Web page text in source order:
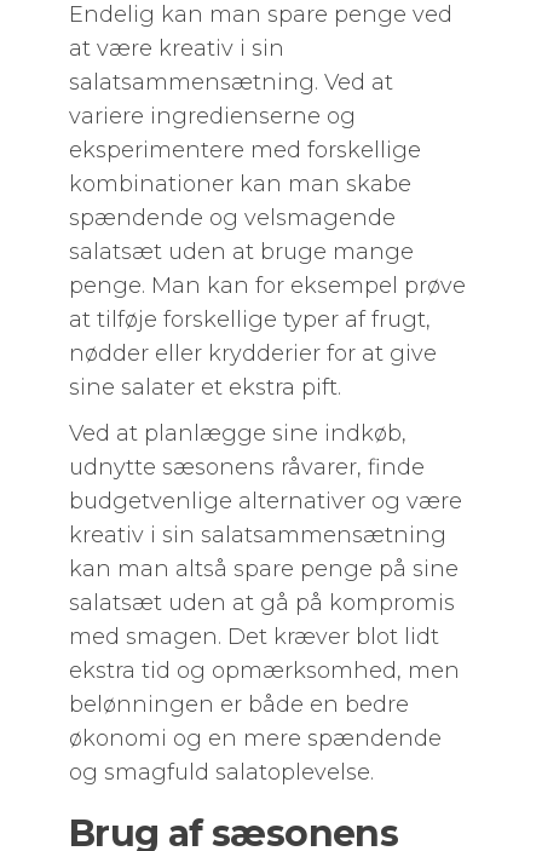
Endelig kan man spare penge ved
at være kreativ i sin
salatsammensætning. Ved at
variere ingredienserne og
eksperimentere med forskellige
kombinationer kan man skabe
spændende og velsmagende
salatsæt uden at bruge mange
penge. Man kan for eksempel prøve
at tilføje forskellige typer af frugt,
nødder eller krydderier for at give
sine salater et ekstra pift.
Ved at planlægge sine indkøb,
udnytte sæsonens råvarer, finde
budgetvenlige alternativer og være
kreativ i sin salatsammensætning
kan man altså spare penge på sine
salatsæt uden at gå på kompromis
med smagen. Det kræver blot lidt
ekstra tid og opmærksomhed, men
belønningen er både en bedre
økonomi og en mere spændende
og smagfuld salatoplevelse.
Brug af sæsonens